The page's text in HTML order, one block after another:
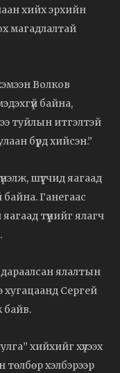
хийх эрхийн
магадлалтай
Волков
байна,
туйлын итгэлтэй
бүрд хийсэн.”
шүүгчид яагаад
Ганегаас
түүнийг ялагч
ялалтын
хугацаанд Сергей
байв.
хийхийг хүлээх
төлбөр хэлбэрээр